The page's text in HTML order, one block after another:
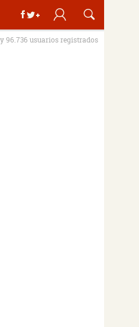
96.736 usuarios registrados